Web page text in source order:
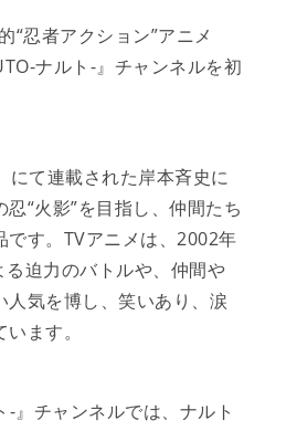
“忍者アクション”アニメ
ナルト-』チャンネルを初
にて連載された岸本斉史に
“火影”を目指し、仲間たち
す。TVアニメは、2002年
迫力のバトルや、仲間や
気を博し、笑いあり、涙
ます。
』チャンネルでは、ナルト